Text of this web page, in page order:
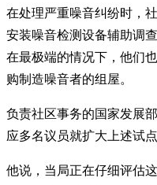
在处理严重噪音纠纷时，
安装噪音检测设备辅助调
在最极端的情况下，他们
购制造噪音者的组屋。
负责社区事务的国家发展
应多名议员就扩大上述试
他说，当局正在仔细评估